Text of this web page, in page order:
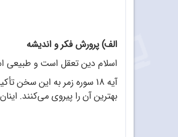
الف) پرورش فکر و اندیشه
اسلام دین تعقل است و طبیعی
آیه 18 سوره زمر به این
بهترین آن را پیروی می‌کنند.